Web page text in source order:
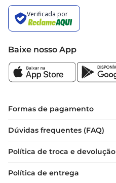
Baixe nosso App
Formas de pagamento
Dúvidas frequentes (FAQ)
Política de troca e devolução
Política de entrega